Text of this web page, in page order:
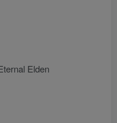
Elden